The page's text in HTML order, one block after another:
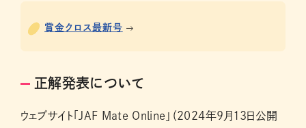
賞金クロス最新号
正解発表について
ウェブサイト「JAF Mate Online」（2024年9月13日公開